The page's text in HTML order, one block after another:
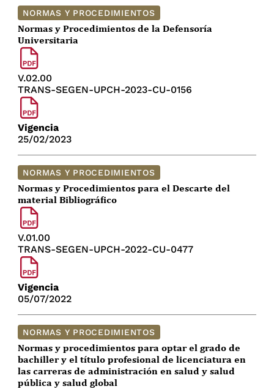
NORMAS Y PROCEDIMIENTOS
Normas y Procedimientos de la Defensoría
Universitaria
V.02.00
TRANS-SEGEN-UPCH-2023-CU-0156
Vigencia
25/02/2023
NORMAS Y PROCEDIMIENTOS
Normas y Procedimientos para el Descarte del
material Bibliográfico
V.01.00
TRANS-SEGEN-UPCH-2022-CU-0477
Vigencia
05/07/2022
NORMAS Y PROCEDIMIENTOS
Normas y procedimientos para optar el grado de
bachiller y el título profesional de licenciatura en
las carreras de administración en salud y salud
pública y salud global